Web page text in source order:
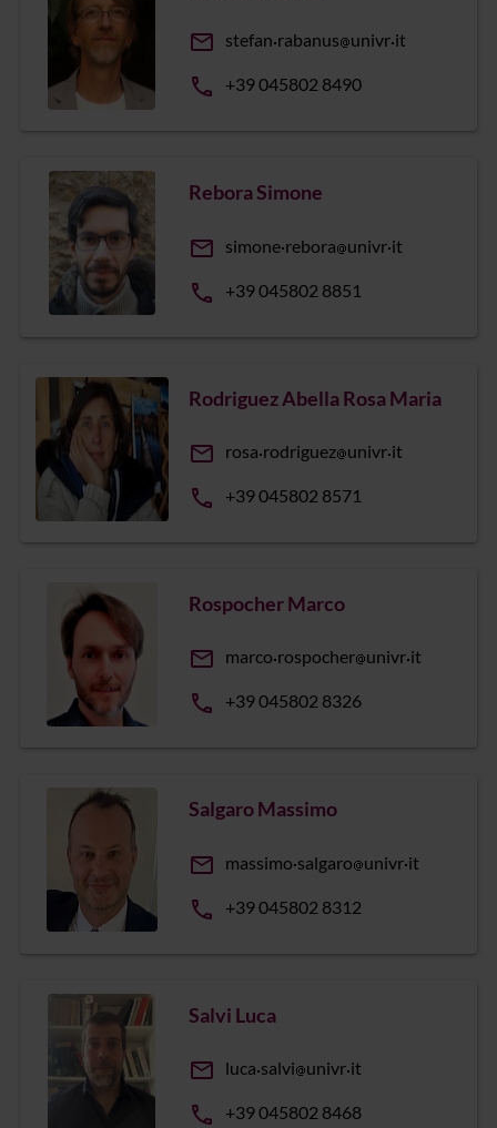
email stefan rabanus univr it
phone +39 045802 8490
Rebora Simone
email simone rebora univr it
phone +39 045802 8851
Rodriguez Abella Rosa Maria
email rosa rodriguez univr it
phone +39 045802 8571
Rospocher Marco
email marco rospocher univr it
phone +39 045802 8326
Salgaro Massimo
email massimo salgaro univr it
phone +39 045802 8312
Salvi Luca
email luca salvi univr it
phone +39 045802 8468